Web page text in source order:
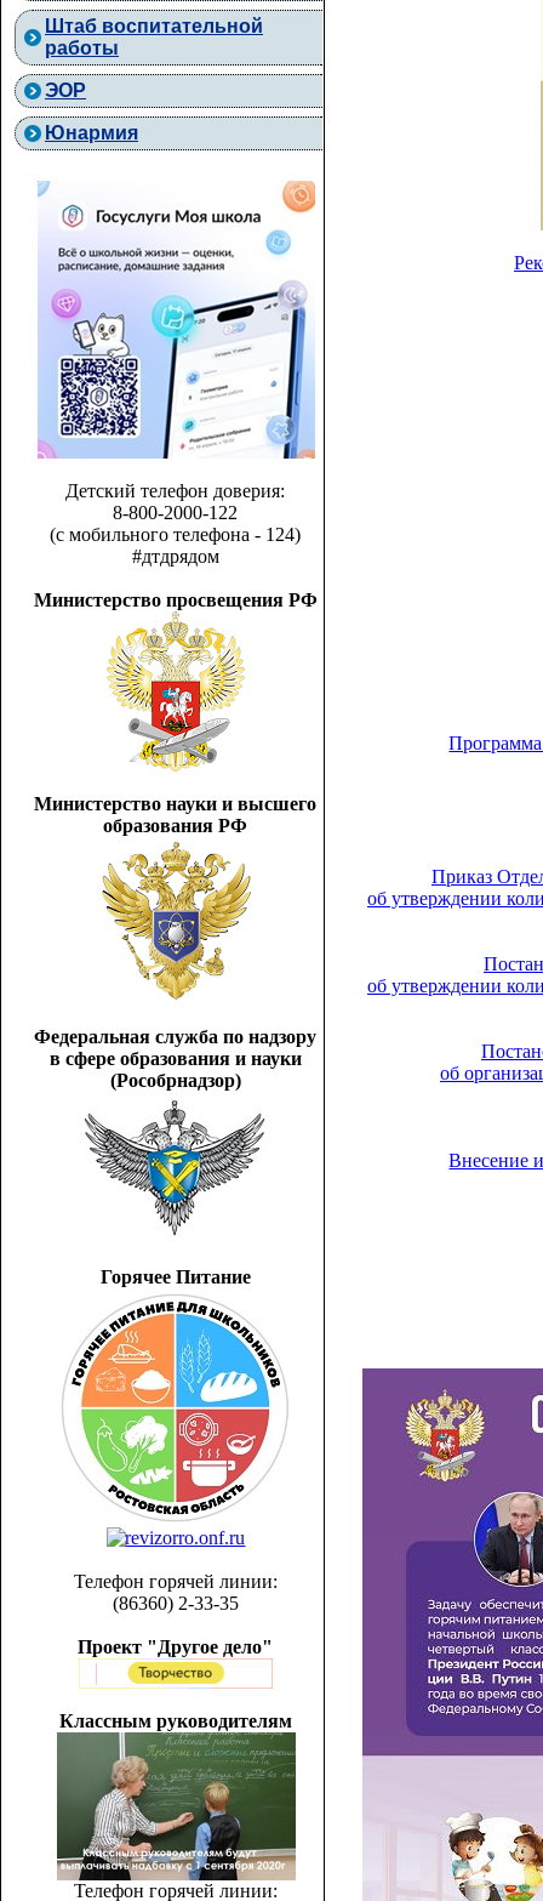
Штаб воспитательной
работы
ЭОР
Юнармия
Детский телефон доверия:
8-800-2000-122
(с мобильного телефона - 124)
#дтдрядом
Министерство просвещения РФ
Министерство науки и высшего
образования РФ
Федеральная служба по надзору
в сфере образования и науки
(Рособрнадзор)
Горячее Питание
Телефон горячей линии:
(86360) 2-33-35
Проект "Другое дело"
Классным руководителям
Телефон горячей линии:
Программа
Приказ
об утверждении
об утверждении
об
Внесение